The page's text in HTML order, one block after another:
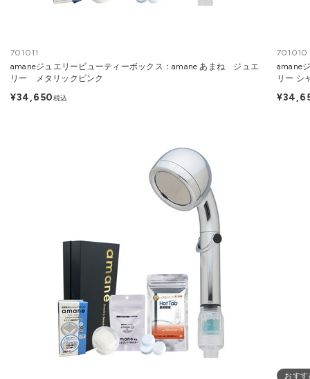
701011
amaneジュエリービューティーボックス：amane あまね ジュエ
リー メタリックピンク
¥34,650税込
701010
amane
リー シ
おすす